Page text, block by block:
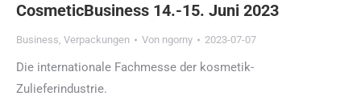
CosmeticBusiness 14.-15. Juni 2023
Business, Verpackungen Von ngorny 2023-07-07
Die internationale Fachmesse der kosmetik-
Zulieferindustrie.